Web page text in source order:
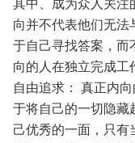
其中、成为众人关注
向并不代表他们无法
于自己寻找答案，而
向的人在独立完成工
自由追求：
真正内
于将自己的一切隐藏
己优秀的一面，只有